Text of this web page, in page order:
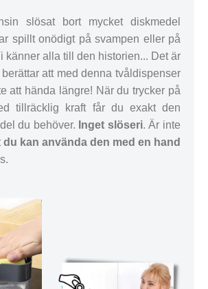
slösat bort mycket diskmedel
spillt onödigt på svampen eller på
känner alla till den historien... Det är
att med denna tvåldispenser
att hända längre! När du trycker på
tillräcklig kraft får du exakt den
du behöver. Inget slöseri. Är inte
du kan använda den med en hand